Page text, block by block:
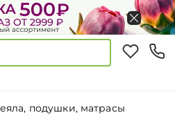
подушки, матрасы